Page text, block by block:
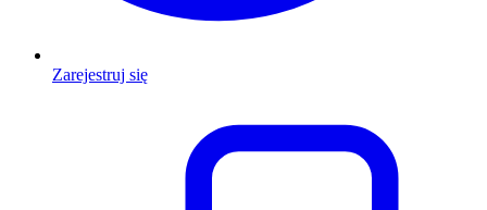
Zarejestruj się